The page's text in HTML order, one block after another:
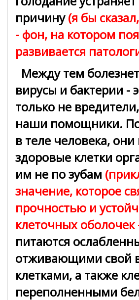
причину(я бы
- фон, на котором
развивается
Между тем
вирусы и бактерии -
только не
наши помощники.
в теле человека,
здоровые клетки
им не по зубам
значение, которое
прочностью и
клеточных оболочек
питаются
отживающими свой
клетками, а также
переполненными